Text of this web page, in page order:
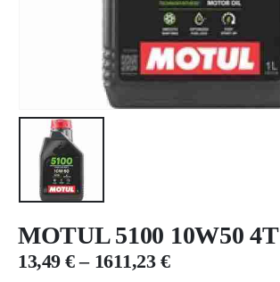
MOTUL 5100 10W50 4T
13,49€ – 1611,23€